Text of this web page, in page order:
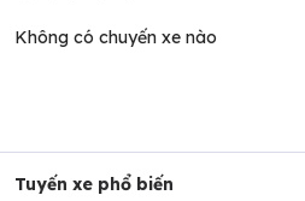
Không có chuyến xe nào
Tuyến xe phổ biến